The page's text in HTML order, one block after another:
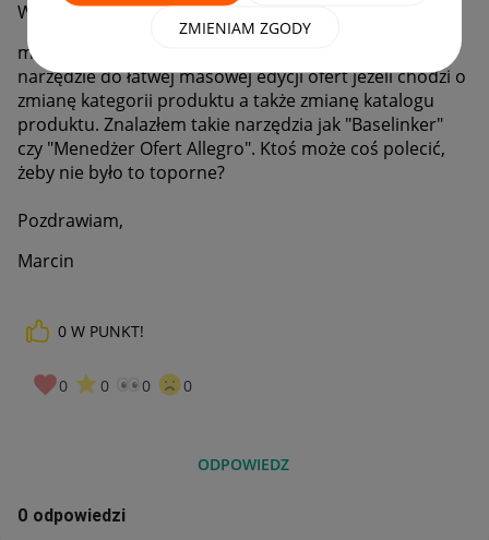
ZMIENIAM ZGODY
Witam,
mam około 2100 ofert na allegro. Potrzebuję proste
narzędzie do łatwej masowej edycji ofert jeżeli chodzi o
zmianę kategorii produktu a także zmianę katalogu
produktu. Znalazłem takie narzędzia jak "Baselinker"
czy "Menedżer Ofert Allegro". Ktoś może coś polecić,
żeby nie było to toporne?
Pozdrawiam,
Marcin
0 W PUNKT!
0 0 0 0
ODPOWIEDZ
0 odpowiedzi